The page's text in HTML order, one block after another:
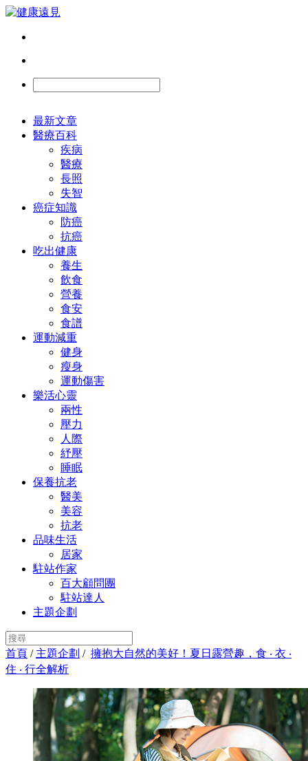
最新文章
醫療百科
疾病
醫療
長照
失智
癌症知識
防癌
抗癌
吃出健康
養生
飲食
營養
食安
食譜
運動減重
健身
瘦身
運動傷害
樂活心靈
兩性
壓力
人際
紓壓
睡眠
保養抗老
醫美
美容
抗老
品味生活
居家
駐站作家
百大顧問團
駐站達人
主題企劃
首頁 / 主題企劃 / 擁抱大自然的美好！夏日露營趣，食 ‧ 衣 ‧
住 ‧ 行全解析